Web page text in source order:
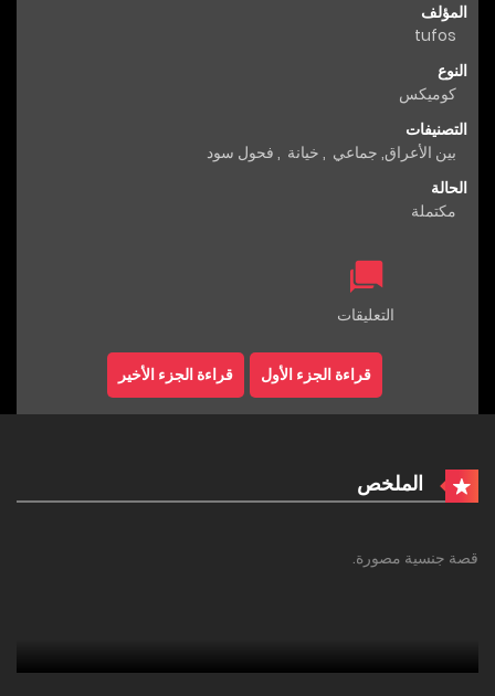
المؤلف
tufos
النوع
كوميكس
التصنيفات
بين الأعراق, جماعي , خيانة , فحول سود
الحالة
مكتملة
التعليقات
قراءة الجزء الأول قراءة الجزء الأخير
الملخص
قصة جنسية مصورة.